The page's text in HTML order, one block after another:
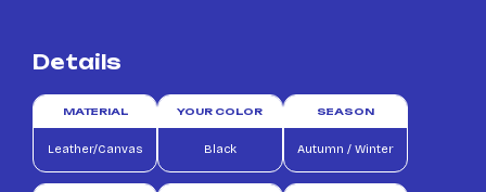
Details
MATERIAL
Leather/Canvas
YOUR COLOR
Black
SEASON
Autumn / Winter